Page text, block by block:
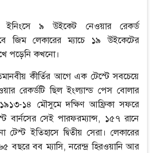
৯ উইকেট নেওয়ার রেকর্ড
জিম লেকারের ম্যাচে ১৯ উইকেটের
পড়েনি কখনো।
কীর্তির আগে এক টেস্টে সবচেয়ে
রেকর্ডটি ছিল ইংল্যান্ড পেস বোলার
১৯১৩-১৪ মৌসুমে দক্ষিণ আফ্রিকা সফরে
বার্নসের সেই পারফরম্যান্স, ১৫৭ রানে
ইতিহাসে দ্বিতীয় সেরা। লেকারের
বছরে বব ম্যাসি, নরেন্দ্র হিরওয়ানি আর